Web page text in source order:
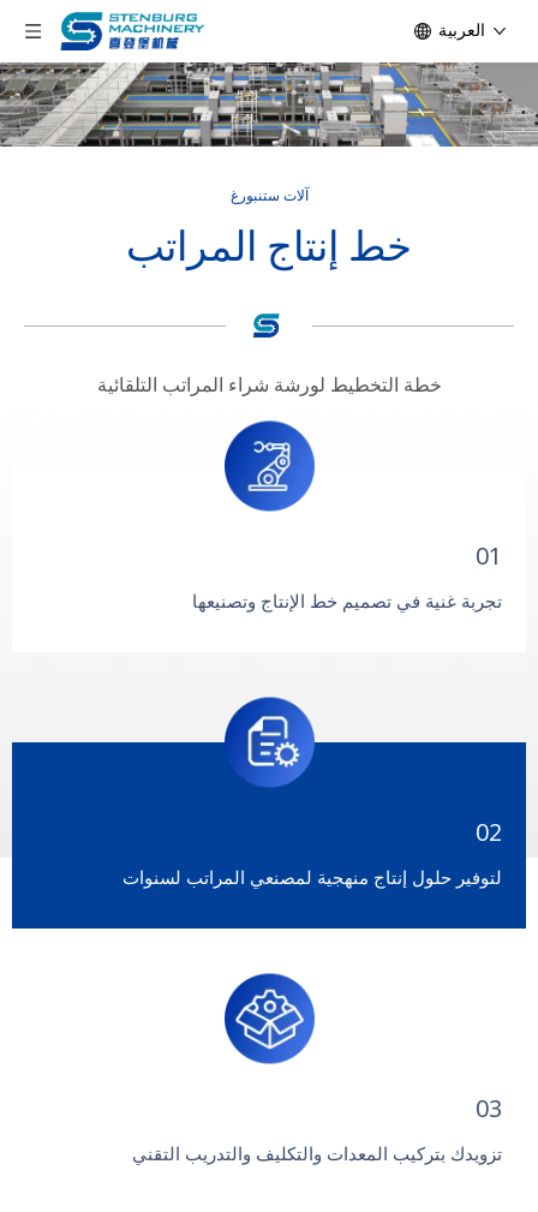
العربية
آلات ستنبورغ
خط إنتاج المراتب
خطة التخطيط لورشة شراء المراتب التلقائية
01
تجربة غنية في تصميم خط الإنتاج وتصنيعها
02
لتوفير حلول إنتاج منهجية لمصنعي المراتب لسنوات
03
تزويدك بتركيب المعدات والتكليف والتدريب التقني